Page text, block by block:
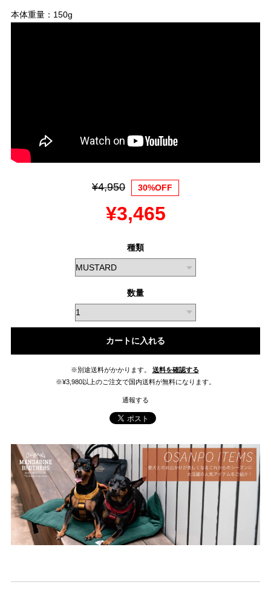
本体重量：150g
¥4,950 30%OFF
¥3,465
種類
数量
カートに入れる
※別途送料がかかります。
送料を確認する
※¥3,980以上のご注文で国内送料が無料になります。
通報する